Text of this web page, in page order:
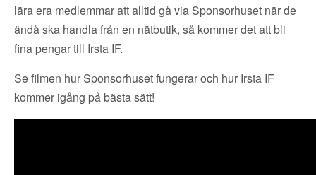
lära era medlemmar att alltid gå via Sponsorhuset när de
ändå ska handla från en nätbutik, så kommer det att bli
fina pengar till Irsta IF.
Se filmen hur Sponsorhuset fungerar och hur Irsta IF
kommer igång på bästa sätt!